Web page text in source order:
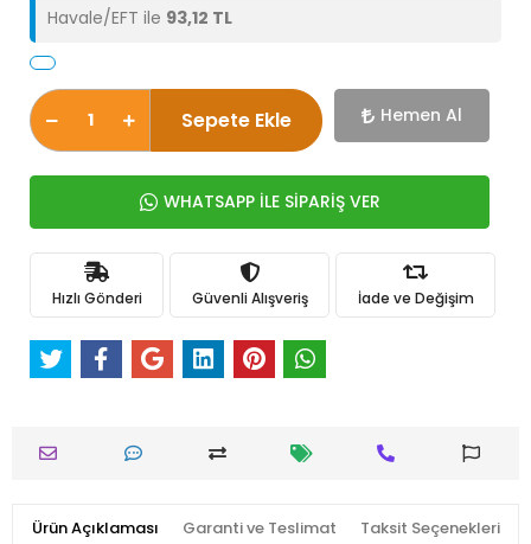
Havale/EFT ile 93,12 TL
Sepete Ekle Hemen Al
WHATSAPP İLE SİPARİŞ VER
Hızlı Gönderi Güvenli Alışveriş İade ve Değişim
Ürün Açıklaması Garanti ve Teslimat Taksit Seçenekleri